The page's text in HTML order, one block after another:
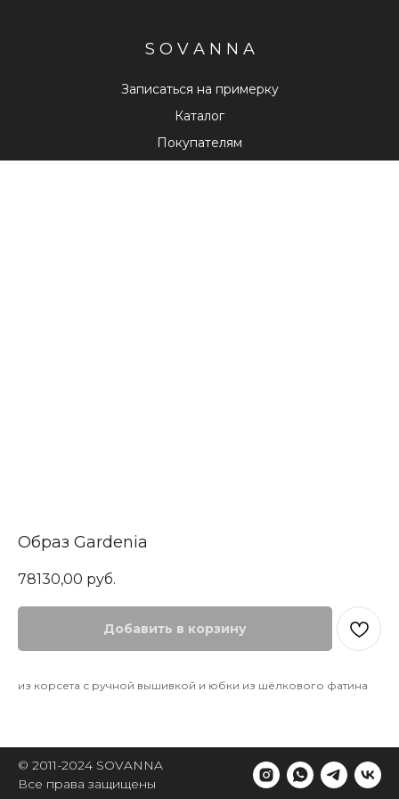
S O V A N N A
Каталог
Покупателям
Записаться на примерку
Образ Gardenia
78130,00 руб.
Добавить в корзину
из корсета с ручной вышивкой и юбки из шёлкового фатина
© 2011-2024 SOVANNA
Все права защищены